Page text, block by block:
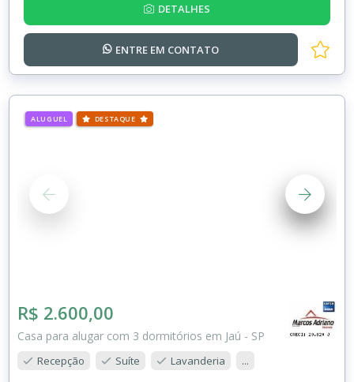
DETALHES
ENTRE EM CONTATO
ALUGUEL DESTAQUE
R$ 2.600,00
Casa para alugar com 3 dormitórios em Jaú - SP
Recepção Suíte Lavanderia ...